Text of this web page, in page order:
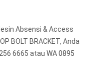
Absensi & Access
BOLT BRACKET, Anda
6665 atau WA 0895